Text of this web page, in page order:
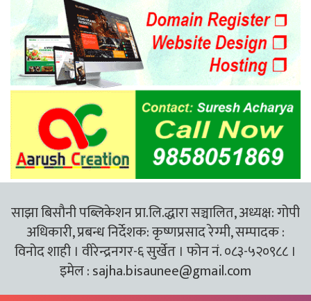
साझा बिसौनी पब्लिकेशन प्रा.लि.द्धारा सञ्चालित, अध्यक्ष: गोपी
अधिकारी, प्रबन्ध निर्देशक: कृष्णप्रसाद रेग्मी, सम्पादक :
विनोद शाही । वीरेन्द्रनगर-६ सुर्खेत । फोन नं. ०८३-५२०९८८ ।
इमेल :sajha.bisaunee@gmail.com